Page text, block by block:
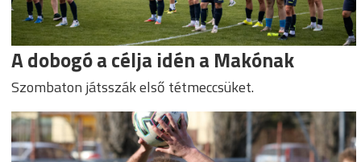
A dobogó a célja idén a Makónak
Szombaton játsszák első tétmeccsüket.